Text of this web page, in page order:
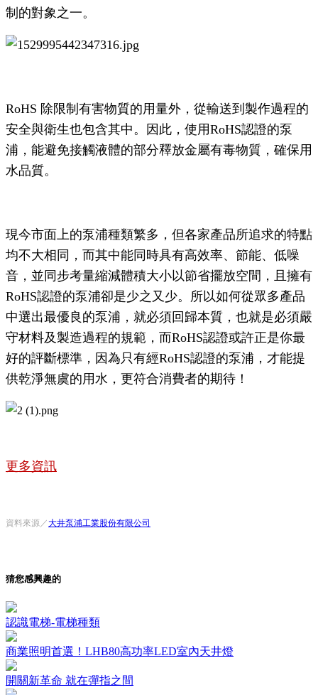
制的對象之一。
RoHS 除限制有害物質的用量外，從輸送到製作過程的
安全與衛生也包含其中。因此，使用RoHS認證的泵
浦，能避免接觸液體的部分釋放金屬有毒物質，確保用
水品質。
現今市面上的泵浦種類繁多，但各家產品所追求的特點
均不大相同，而其中能同時具有高效率、節能、低噪
音，並同步考量縮減體積大小以節省擺放空間，且擁有
RoHS認證的泵浦卻是少之又少。所以如何從眾多產品
中選出最優良的泵浦，就必須回歸本質，也就是必須嚴
守材料及製造過程的規範，而RoHS認證或許正是你最
好的評斷標準，因為只有經RoHS認證的泵浦，才能提
供乾淨無虞的用水，更符合消費者的期待！
更多資訊
資料來源／大井泵浦工業股份有限公司
猜您感興趣的
認識電梯-電梯種類
商業照明首選！LHB80高功率LED室內天井燈
開關新革命 就在彈指之間